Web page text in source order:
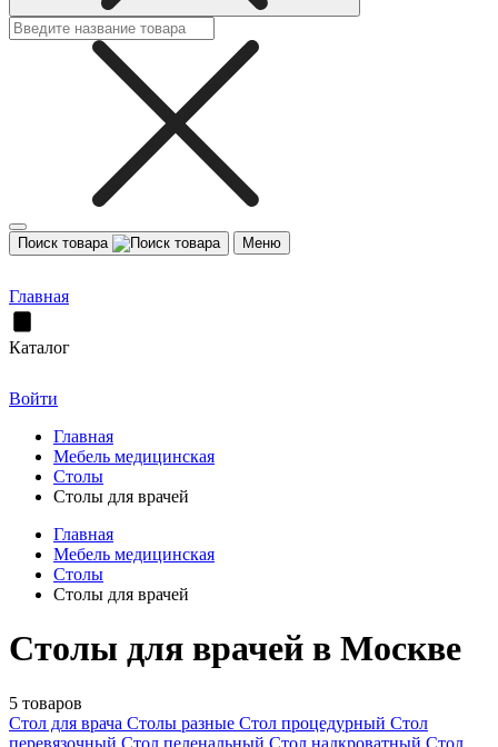
Поиск товара Меню
Главная
Каталог
Войти
Главная
Мебель медицинская
Столы
Столы для врачей
Главная
Мебель медицинская
Столы
Столы для врачей
Столы для врачей в Москве
5 товаров
Стол для врача Столы разные Стол процедурный Стол
перевязочный Стол пеленальный Стол надкроватный Стол